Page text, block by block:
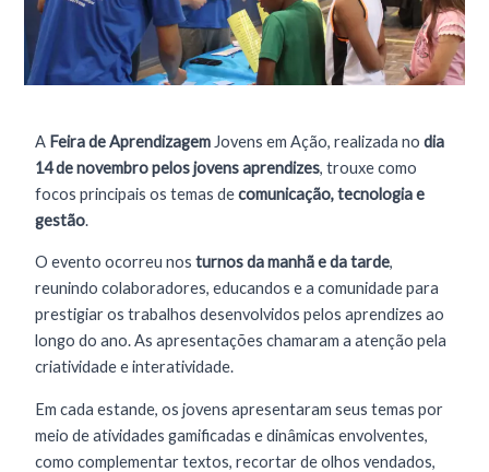
A Feira de Aprendizagem Jovens em Ação, realizada nodia
14 de novembro pelos jovens aprendizes, trouxe como
focos principais os temas decomunicação, tecnologia e
gestão.
O evento ocorreu nos turnos da manhã e da tarde,
reunindo colaboradores, educandos e a comunidade para
prestigiar os trabalhos desenvolvidos pelos aprendizes ao
longo do ano. As apresentações chamaram a atenção pela
criatividade e interatividade.
Em cada estande, os jovens apresentaram seus temas por
meio de atividades gamificadas e dinâmicas envolventes,
como complementar textos, recortar de olhos vendados,